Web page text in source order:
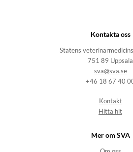
Kontakta oss
Statens
751 89 Uppsala
sva@sva.se
+46 18 67 40
Kontakt
Hitta hit
Mer om SVA